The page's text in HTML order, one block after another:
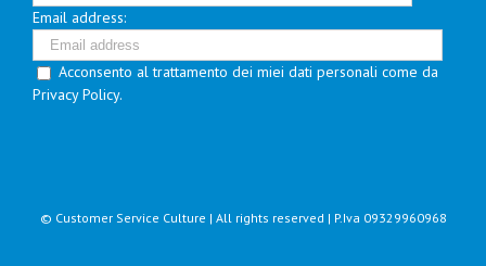
Email address:
Acconsento al trattamento dei miei dati personali come da
Privacy Policy.
© Customer Service Culture | All rights reserved | P.Iva 09329960968